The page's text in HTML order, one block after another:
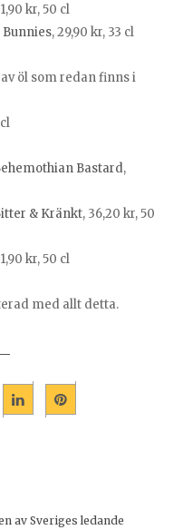
kr, 50 cl
, 29,90 kr, 33 cl
öl som redan finns i
Bastard,
& Kränkt, 36,20 kr, 50
kr, 50 cl
med allt detta.
av Sveriges ledande